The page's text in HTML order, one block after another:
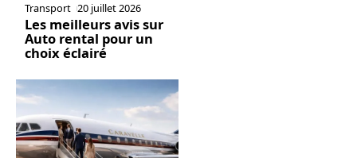
Transport 20 juillet 2026
Les meilleurs avis sur
Auto rental pour un
choix éclairé